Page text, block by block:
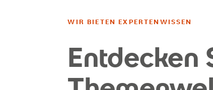
WIR BIETEN EXPERTENWISSEN
Entdecken